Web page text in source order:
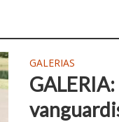
GALERIAS